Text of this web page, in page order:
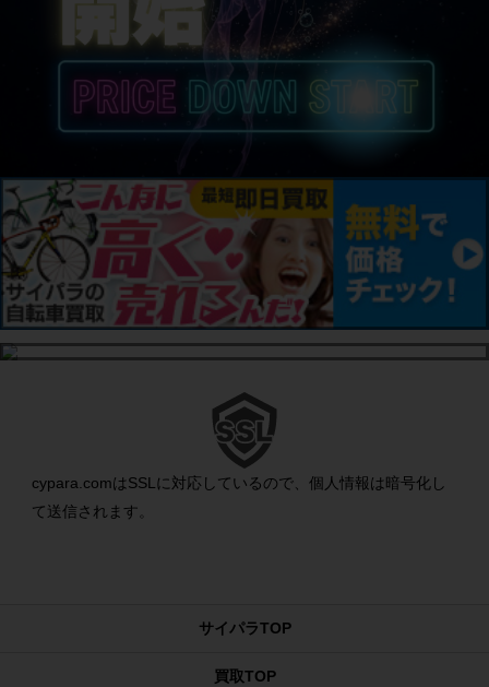
cypara.comはSSLに対応しているので、個人情報は暗号化し
て送信されます。
サイパラTOP
買取TOP